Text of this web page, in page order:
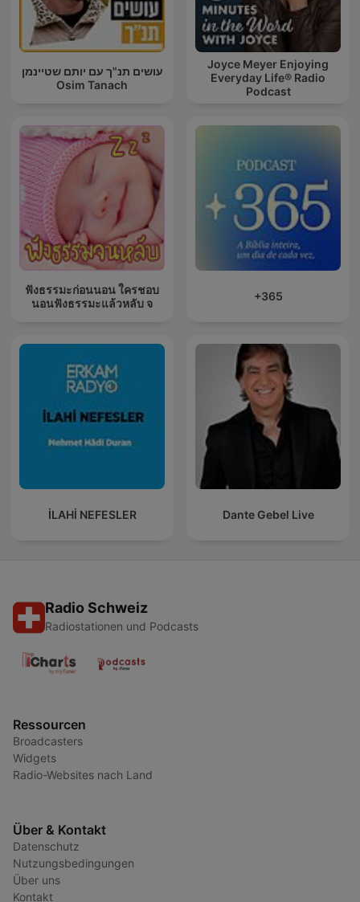
עושים תנ"ך עם יותם שטיינמן
Osim Tanach
Joyce Meyer Enjoying
Everyday Life® Radio
Podcast
ฟังธรรมะก่อนนอน ใครชอบ
นอนฟังธรรมะแล้วหลับ จ
+365
İLAHİ NEFESLER Dante Gebel Live
Radio Schweiz
Radiostationen und Podcasts
Ressourcen
Broadcasters
Widgets
Radio-Websites nach Land
Über & Kontakt
Datenschutz
Nutzungsbedingungen
Über uns
Kontakt